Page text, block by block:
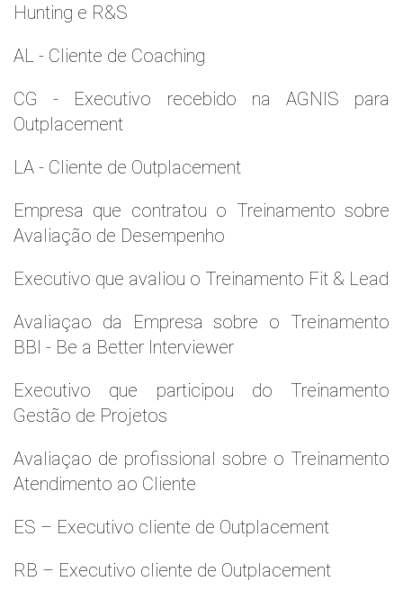
Hunting e R&S
AL - Cliente de Coaching
CG - Executivo recebido na AGNIS para
Outplacement
LA - Cliente de Outplacement
Empresa que contratou o Treinamento sobre
Avaliação de Desempenho
Executivo que avaliou o Treinamento Fit & Lead
Avaliaçao da Empresa sobre o Treinamento
BBI - Be a Better Interviewer
Executivo que participou do Treinamento
Gestão de Projetos
Avaliaçao de profissional sobre o Treinamento
Atendimento ao Cliente
ES – Executivo cliente de Outplacement
RB – Executivo cliente de Outplacement